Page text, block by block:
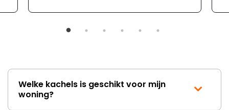
Welke kachels is geschikt voor mijn
woning?